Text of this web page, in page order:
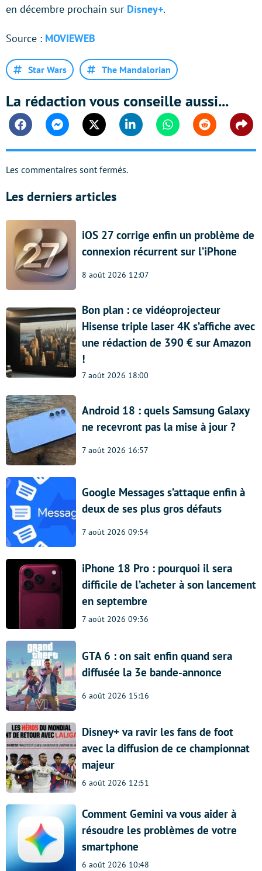
en décembre prochain sur Disney+.
Source : MOVIEWEB
Star Wars The Mandalorian
La rédaction vous conseille aussi...
FacebookMessengerTwitter Linkedin WhatsappReddit
Les commentaires sont fermés.
Les derniers articles
iOS 27 corrige enfin un problème de
connexion récurrent sur l’iPhone
8 août 2026 12:07
Bon plan : ce vidéoprojecteur
Hisense triple laser 4K s’affiche avec
une rédaction de 390 € sur Amazon
!
7 août 2026 18:00
Android 18 : quels Samsung Galaxy
ne recevront pas la mise à jour ?
7 août 2026 16:57
Google Messages s’attaque enfin à
deux de ses plus gros défauts
7 août 2026 09:54
iPhone 18 Pro : pourquoi il sera
difficile de l’acheter à son lancement
en septembre
7 août 2026 09:36
GTA 6 : on sait enfin quand sera
diffusée la 3e bande-annonce
6 août 2026 15:16
Disney+ va ravir les fans de foot
avec la diffusion de ce championnat
majeur
6 août 2026 12:51
Comment Gemini va vous aider à
résoudre les problèmes de votre
smartphone
6 août 2026 10:48